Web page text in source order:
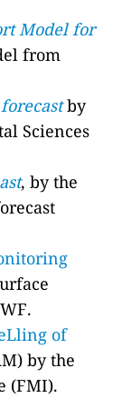
Model for
from
by
Sciences
, by the
of
by the
(FMI).